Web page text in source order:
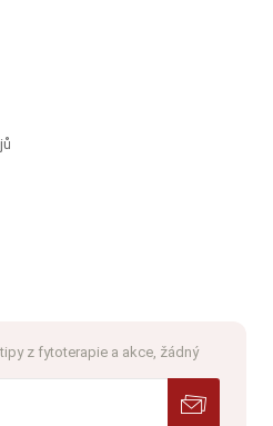
z fytoterapie a akce, žádný